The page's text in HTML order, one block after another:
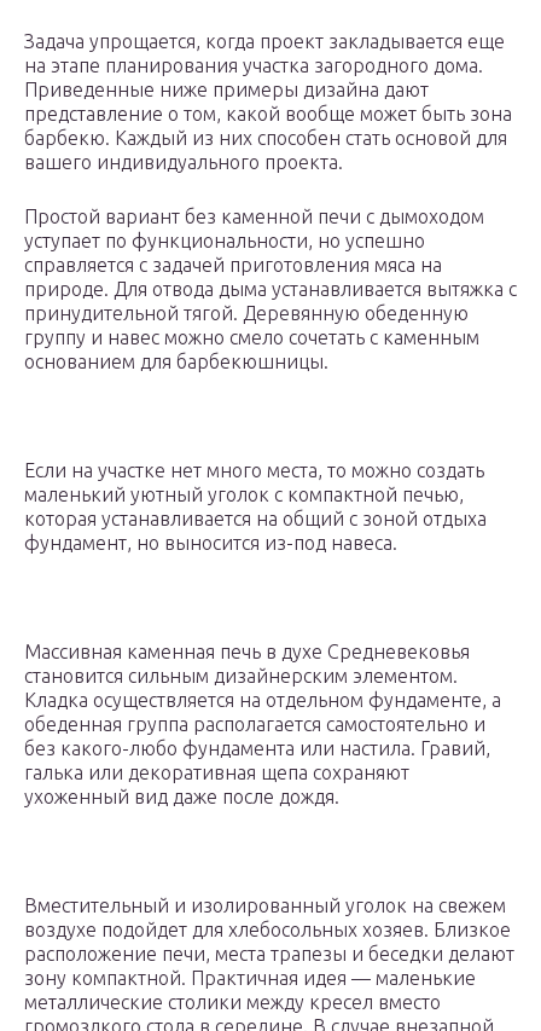
Задача упрощается, когда проект закладывается еще
на этапе планирования участка загородного дома.
Приведенные ниже примеры дизайна дают
представление о том, какой вообще может быть зона
барбекю. Каждый из них способен стать основой для
вашего индивидуального проекта.
Простой вариант без каменной печи с дымоходом
уступает по функциональности, но успешно
справляется с задачей приготовления мяса на
природе. Для отвода дыма устанавливается вытяжка с
принудительной тягой. Деревянную обеденную
группу и навес можно смело сочетать с каменным
основанием для барбекюшницы.
Если на участке нет много места, то можно создать
маленький уютный уголок с компактной печью,
которая устанавливается на общий с зоной отдыха
фундамент, но выносится из-под навеса.
Массивная каменная печь в духе Средневековья
становится сильным дизайнерским элементом.
Кладка осуществляется на отдельном фундаменте, а
обеденная группа располагается самостоятельно и
без какого-любо фундамента или настила. Гравий,
галька или декоративная щепа сохраняют
ухоженный вид даже после дождя.
Вместительный и изолированный уголок на свежем
воздухе подойдет для хлебосольных хозяев. Близкое
расположение печи, места трапезы и беседки делают
зону компактной. Практичная идея — маленькие
металлические столики между кресел вместо
громоздкого стола в середине. В случае внезапной